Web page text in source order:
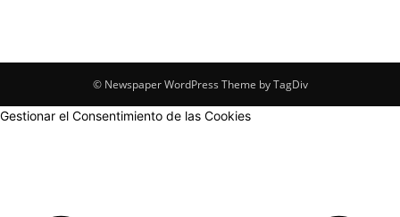
© Newspaper WordPress Theme by TagDiv
Gestionar el Consentimiento de las Cookies